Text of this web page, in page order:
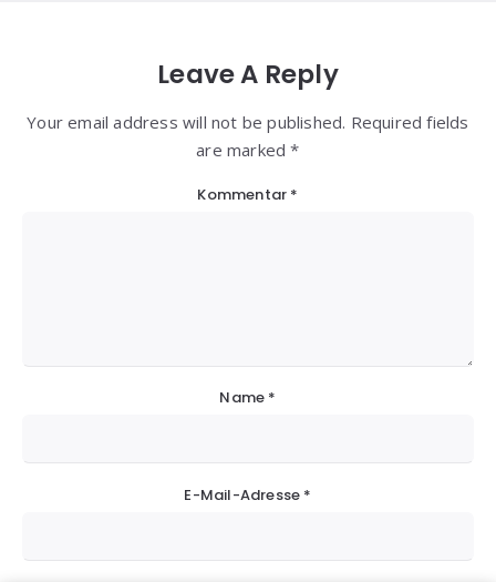
Leave A Reply
Your email address will not be published. Required fields
are marked *
Kommentar *
Name *
E-Mail-Adresse *